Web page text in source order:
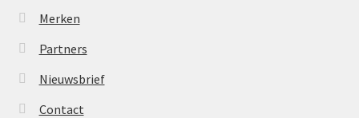
Merken
Partners
Nieuwsbrief
Contact